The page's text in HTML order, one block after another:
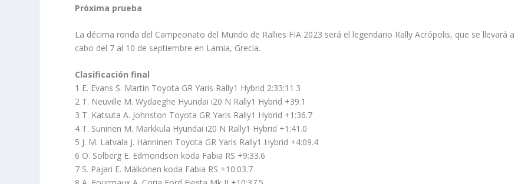
Próxima prueba
La décima ronda del Campeonato del Mundo de Rallies FIA 2023 será el legendario Rally Acrópolis, que se llevará a
cabo del 7 al 10 de septiembre en Lamia, Grecia.
Clasificación final
1 E. Evans S. Martin Toyota GR Yaris Rally1 Hybrid 2:33:11.3
2 T. Neuville M. Wydaeghe Hyundai i20 N Rally1 Hybrid +39.1
3 T. Katsuta A. Johnston Toyota GR Yaris Rally1 Hybrid +1:36.7
4 T. Suninen M. Markkula Hyundai i20 N Rally1 Hybrid +1:41.0
5 J. M. Latvala J. Hänninen Toyota GR Yaris Rally1 Hybrid +4:09.4
6 O. Solberg E. Edmondson koda Fabia RS +9:33.6
7 S. Pajari E. Mälkönen koda Fabia RS +10:03.7